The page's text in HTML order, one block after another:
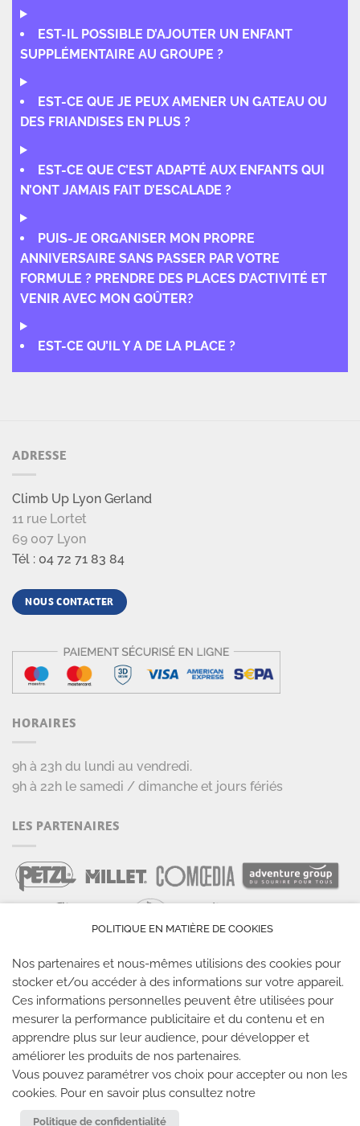
EST-IL POSSIBLE D’AJOUTER UN ENFANT
SUPPLÉMENTAIRE AU GROUPE ?
EST-CE QUE JE PEUX AMENER UN GATEAU OU
DES FRIANDISES EN PLUS ?
EST-CE QUE C’EST ADAPTÉ AUX ENFANTS QUI
N’ONT JAMAIS FAIT D’ESCALADE ?
PUIS-JE ORGANISER MON PROPRE
ANNIVERSAIRE SANS PASSER PAR VOTRE
FORMULE ? PRENDRE DES PLACES D’ACTIVITÉ ET
VENIR AVEC MON GOÛTER?
EST-CE QU’IL Y A DE LA PLACE ?
ADRESSE
Climb Up Lyon Gerland
11 rue Lortet
69 007 Lyon
Tél : 04 72 71 83 84
NOUS CONTACTER
HORAIRES
9h à 23h du lundi au vendredi.
9h à 22h le samedi / dimanche et jours fériés
LES PARTENAIRES
LES SALLES CLIMB UP
Climb Up vous accueille dans ses salles, partout en
France
TROUVE TA SALLE
POLITIQUE EN MATIÈRE DE COOKIES
Nos partenaires et nous-mêmes utilisions des cookies pour
stocker et/ou accéder à des informations sur votre appareil.
Ces informations personnelles peuvent être utilisées pour
mesurer la performance publicitaire et du contenu et en
apprendre plus sur leur audience, pour développer et
améliorer les produits de nos partenaires.
Vous pouvez paramétrer vos choix pour accepter ou non les
cookies. Pour en savoir plus consultez notre
Politique de confidentialité